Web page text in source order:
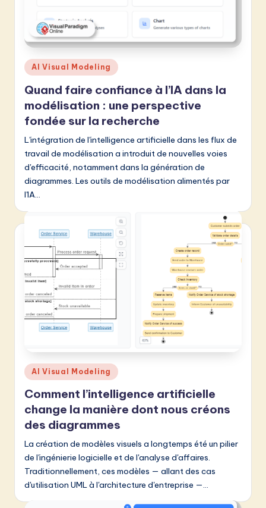
Posted
in
AI Visual Modeling
Quand faire confiance à l’IA dans la
modélisation : une perspective
fondée sur la recherche
L'intégration de l'intelligence artificielle dans les flux de
travail de modélisation a introduit de nouvelles voies
d'efficacité, notamment dans la génération de
diagrammes. Les outils de modélisation alimentés par
l'IA…
Posted
in
AI Visual Modeling
Comment l’intelligence artificielle
change la manière dont nous créons
des diagrammes
La création de modèles visuels a longtemps été un pilier
de l'ingénierie logicielle et de l'analyse d'affaires.
Traditionnellement, ces modèles — allant des cas
d'utilisation UML à l'architecture d'entreprise —…